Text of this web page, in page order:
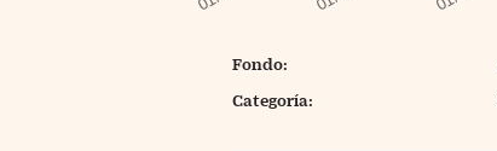
Fondo:
Categoría: